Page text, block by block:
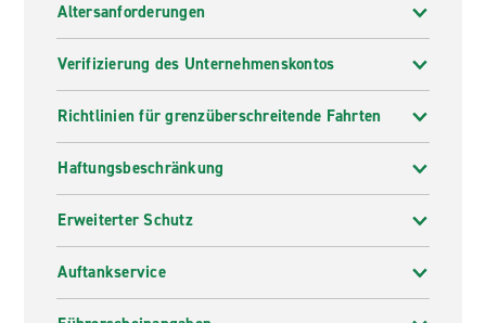
Altersanforderungen
Verifizierung des Unternehmenskontos
Richtlinien für grenzüberschreitende Fahrten
Haftungsbeschränkung
Erweiterter Schutz
Auftankservice